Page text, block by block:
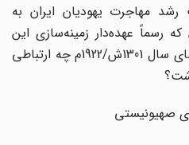
مهاجرت یهودیان ایران به
عهده‌دار زمینه‌سازی این
مهاجرتها بود، چه بود؟ رخدادهای سال 1301ش/1922م چه ارتباطی